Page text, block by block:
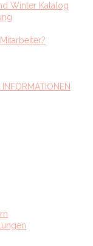
Winter Katalog